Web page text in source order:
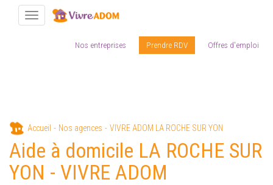
Aller
contenu
principal
Nos entreprises Prendre RDV Offres d'emploi
Toggle navigation
Accueil Nos agences VIVRE ADOM LA ROCHE SUR YON
Aide à domicile LA ROCHE SUR
YON - VIVRE ADOM